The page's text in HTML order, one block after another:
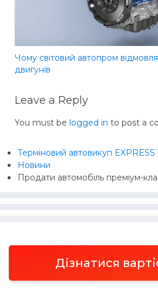
Чому світовий автопром
двигунів
Leave a Reply
You must be logged in to post a
Терміновий автовикуп EXPRESS
Новини
Продати автомобіль преміум-
Дізнатися